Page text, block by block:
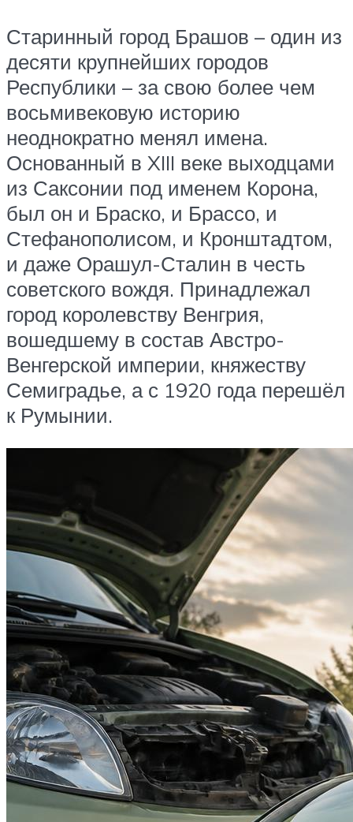
Старинный город Брашов – один из
десяти крупнейших городов
Республики – за свою более чем
восьмивековую историю
неоднократно менял имена.
Основанный в XIII веке выходцами
из Саксонии под именем Корона,
был он и Браско, и Брассо, и
Стефанополисом, и Кронштадтом,
и даже Орашул-Сталин в честь
советского вождя. Принадлежал
город королевству Венгрия,
вошедшему в состав Австро-
Венгерской империи, княжеству
Семиградье, а с 1920 года перешёл
к Румынии.